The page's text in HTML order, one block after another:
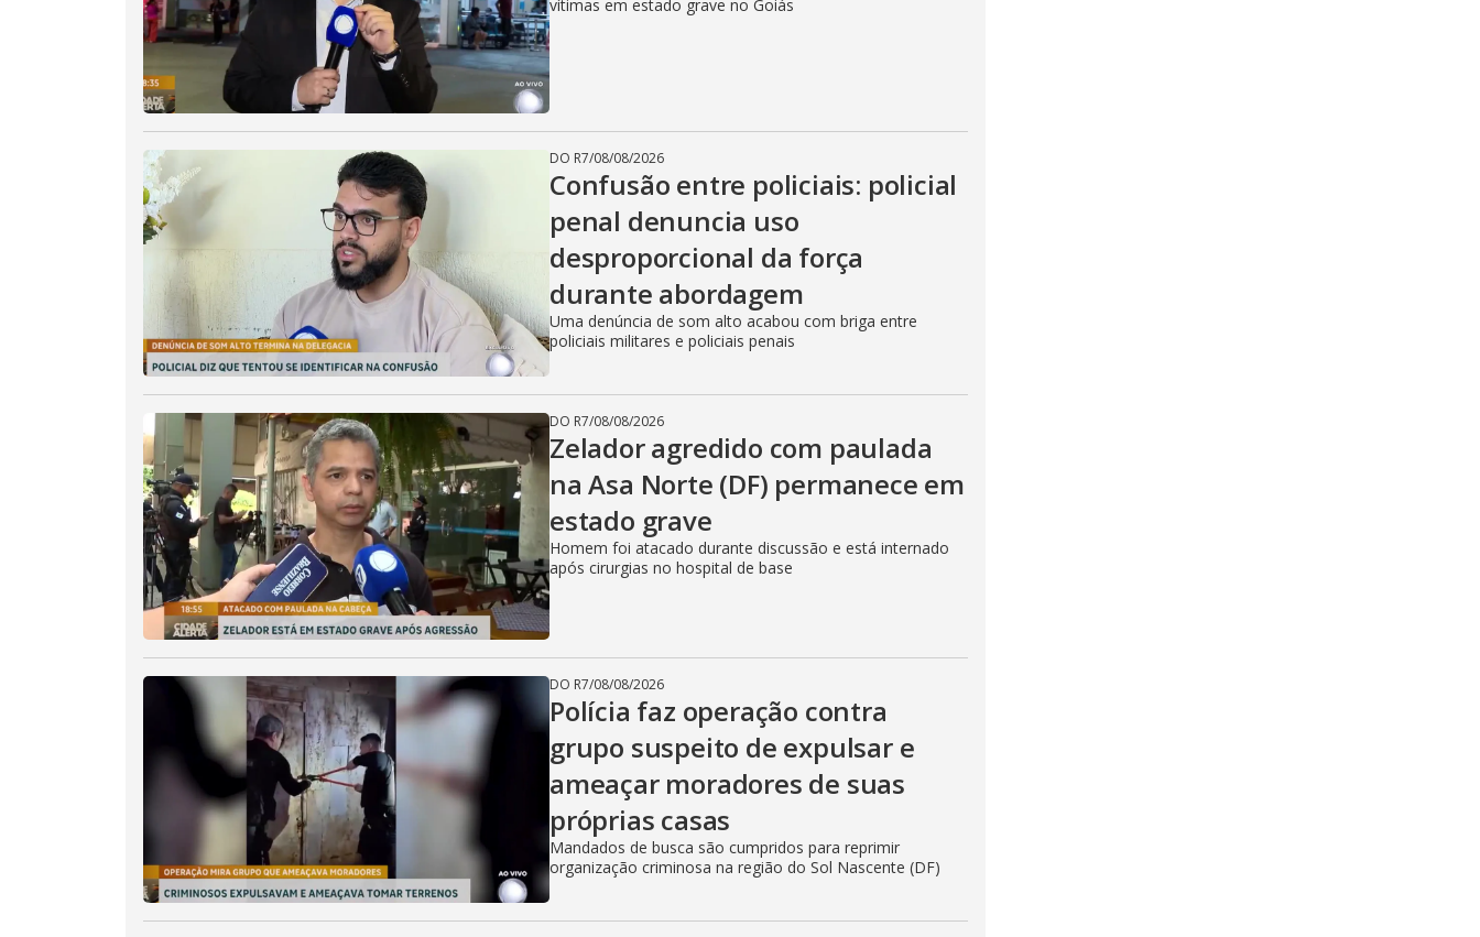
vítimas em estado grave no Goiás
DO R7/08/08/2026
Confusão entre policiais: policial
penal denuncia uso
desproporcional da força
durante abordagem
Uma denúncia de som alto acabou com briga entre
policiais militares e policiais penais
DO R7/08/08/2026
Zelador agredido com paulada
na Asa Norte (DF) permanece em
estado grave
Homem foi atacado durante discussão e está internado
após cirurgias no hospital de base
DO R7/08/08/2026
Polícia faz operação contra
grupo suspeito de expulsar e
ameaçar moradores de suas
próprias casas
Mandados de busca são cumpridos para reprimir
organização criminosa na região do Sol Nascente (DF)